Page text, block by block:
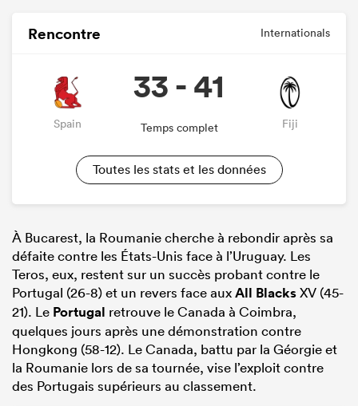
Rencontre Internationals
Spain
33 - 41
Temps complet Fiji
Toutes les stats et les données
À Bucarest, la Roumanie cherche à rebondir après sa
défaite contre les États-Unis face à l’Uruguay. Les
Teros, eux, restent sur un succès probant contre le
Portugal (26-8) et un revers face auxAll BlacksXV (45-
21). Le Portugal retrouve le Canada à Coimbra,
quelques jours après une démonstration contre
Hongkong (58-12). Le Canada, battu par la Géorgie et
la Roumanie lors de sa tournée, vise l’exploit contre
des Portugais supérieurs au classement.